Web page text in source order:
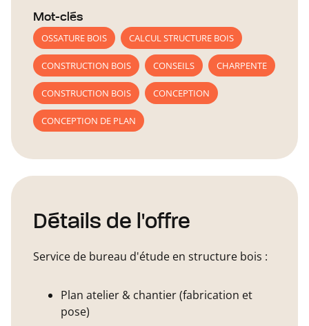
Mot-clés
OSSATURE BOIS
CALCUL STRUCTURE BOIS
CONSTRUCTION BOIS CONSEILS CHARPENTE
CONSTRUCTION BOIS CONCEPTION
CONCEPTION DE PLAN
Détails de l'offre
Service de bureau d'étude en structure bois :
Plan atelier & chantier (fabrication et
pose)